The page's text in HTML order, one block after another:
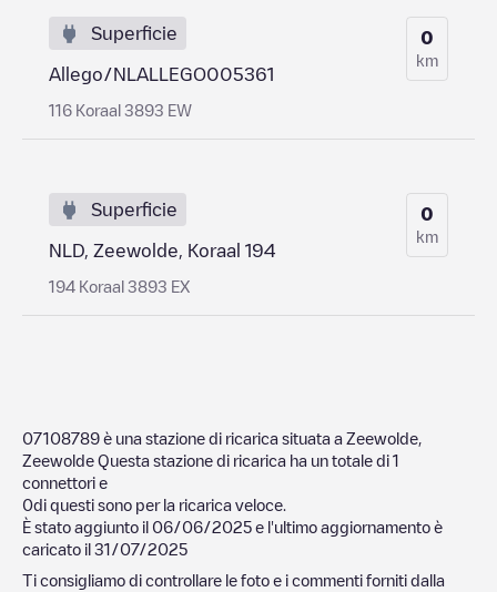
Superficie
Allego/NLALLEGO005361
116 Koraal 3893 EW
0
km
Superficie
NLD, Zeewolde, Koraal 194
194 Koraal 3893 EX
0
km
07108789 è una stazione di ricarica situata a Zeewolde
Zeewolde Questa stazione di ricarica ha un totale di 1
connettori e
0di questi sono per la ricarica veloce.
È stato aggiunto il 06/06/2025 e l'ultimo aggiornamento è
caricato il 31/07/2025
Ti consigliamo di controllare le foto e i commenti forniti dalla